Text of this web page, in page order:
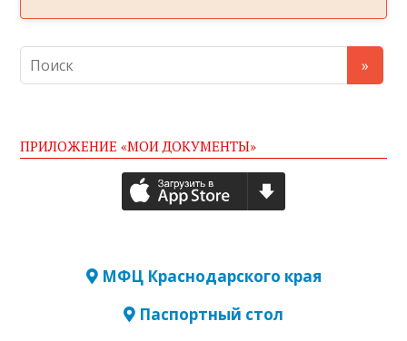
ПРИЛОЖЕНИЕ «МОИ ДОКУМЕНТЫ»
МФЦ Краснодарского края
Паспортный стол